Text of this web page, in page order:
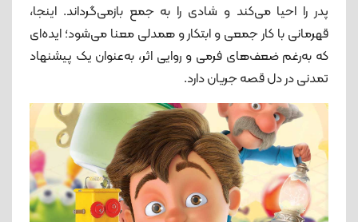
پدر را احیا می‌کند و شادی را به جمع بازمی‌گرداند. اینجا،
قهرمانی با کار جمعی و ابتکار و همدلی معنا می‌شود؛ ایده‌ای
که به‌رغم ضعف‌های فرمی و روایی اثر، به‌عنوان یک پیشنهاد
تمدنی در دل قصه جریان دارد.